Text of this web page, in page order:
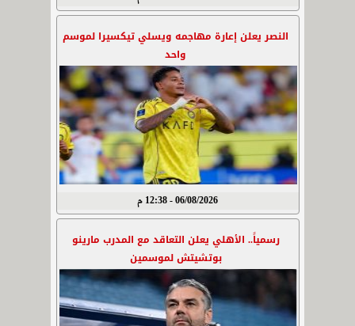
النصر يعلن إعارة مهاجمه ويسلي تيكسيرا لموسم
واحد
06/08/2026 - 12:38 م
رسمياً.. الأهلي يعلن التعاقد مع المدرب مارينو
بوتشيتش لموسمين